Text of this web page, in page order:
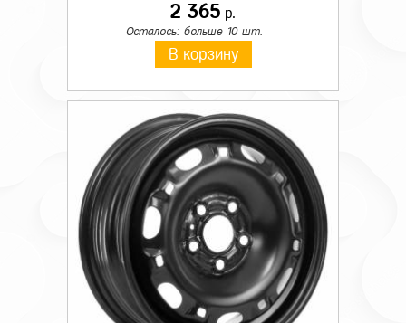
2 365 р.
Осталось: больше 10 шт.
В корзину